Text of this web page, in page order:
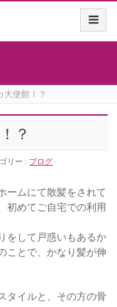
大使館！？
？
リー : ブログ
ームにて散髪をされて
初めてご自宅での利用
をして戸惑いもあるか
ことで、かなり髪が伸
タイルと、その方の骨